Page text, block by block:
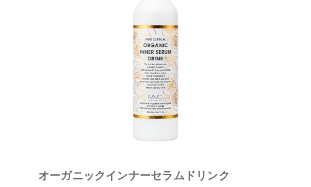
オーガニックインナーセラムドリンク